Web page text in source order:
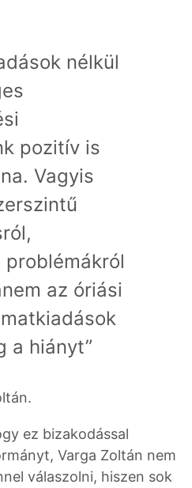
nélkül
pozitív is
Vagyis
az óriási
a hiányt”
ez bizakodással
Varga Zoltán nem
válaszolni, hiszen sok